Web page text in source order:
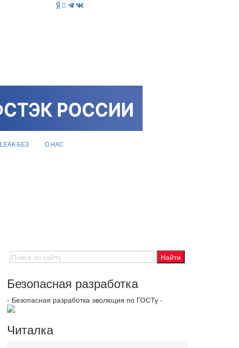
LEAK-БЕЗ О НАС
Безопасная разработка
- Безопасная разработка эволюция по ГОСТу -
Читалка